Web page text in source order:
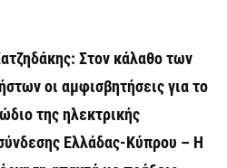
Στον κάλαθο των
οι αμφισβητήσεις για το
της ηλεκτρικής
Ελλάδας-Κύπρου – Η